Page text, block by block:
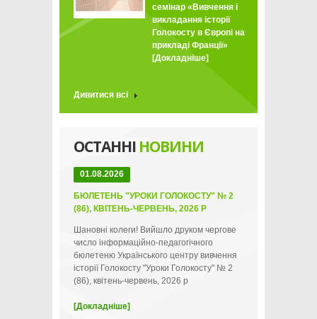
семінар «Вивчення і
викладання історії
Голокосту в Європі на
прикладі Франції»
[Докладніше]
Дивитися всі
ОСТАННІ НОВИНИ
01.08.2026
БЮЛЕТЕНЬ "УРОКИ ГОЛОКОСТУ" № 2
(86), КВІТЕНЬ-ЧЕРВЕНЬ, 2026 Р
Шановні колеги! Вийшло друком чергове
число інформаційно-педагогічного
бюлетеню Українського центру вивчення
історії Голокосту "Уроки Голокосту" № 2
(86), квітень-червень, 2026 р
[Докладніше]